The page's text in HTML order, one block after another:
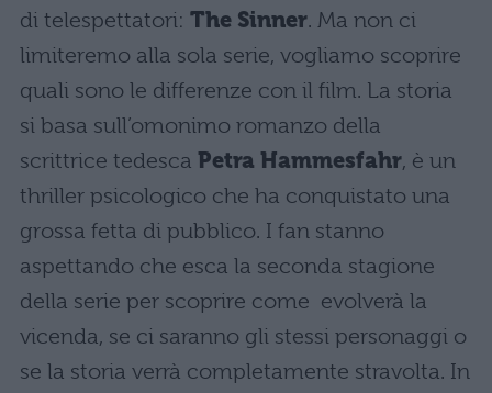
di telespettatori: The Sinner. Ma non ci
limiteremo alla sola serie, vogliamo scoprire
quali sono le differenze con il film. La storia
si basa sull’omonimo romanzo della
scrittrice tedesca Petra Hammesfahr, è un
thriller psicologico che ha conquistato una
grossa fetta di pubblico. I fan stanno
aspettando che esca la seconda stagione
della serie per scoprire come evolverà la
vicenda, se ci saranno gli stessi personaggi o
se la storia verrà completamente stravolta. In